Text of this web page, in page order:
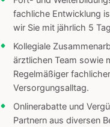
fachliche Entwicklung
wir Sie mit jährlich 5
Kollegiale
ärztlichen Team sowie
Regelmäßiger
Versorgungsalltag.
Onlinerabatte und
Partnern aus diversen